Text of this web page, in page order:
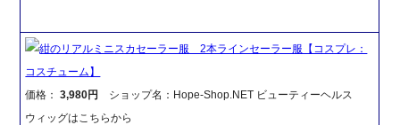
紺のリアルミニスカセーラー服 2本ラインセーラー服【コスプレ：
コスチューム】
価格：3,980円
ショップ名：Hope-Shop.NET ビューティーヘルス
ウィッグはこちらから